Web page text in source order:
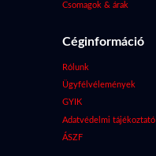
Csomagok & árak
Céginformáció
Rólunk
Ügyfélvélemények
GYIK
Adatvédelmi tájékoztató
ÁSZF